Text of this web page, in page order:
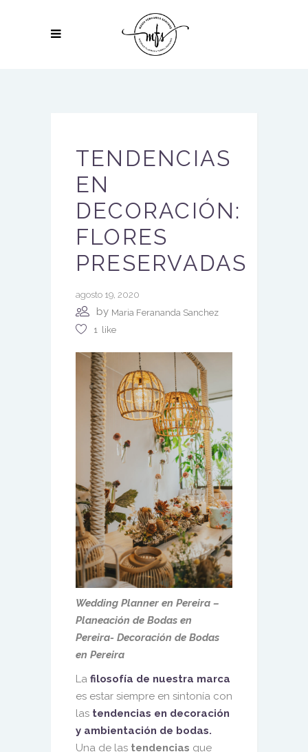
TENDENCIAS
EN
DECORACIÓN:
FLORES
PRESERVADAS
agosto 19, 2020
by Maria Ferananda Sanchez
1 like
Wedding Planner en Pereira –
Planeación de Bodas en
Pereira- Decoración de Bodas
en Pereira
La filosofía de nuestra marca
es estar siempre en sintonía con
las tendencias en decoración
y ambientación de bodas.
Una de las tendencias que